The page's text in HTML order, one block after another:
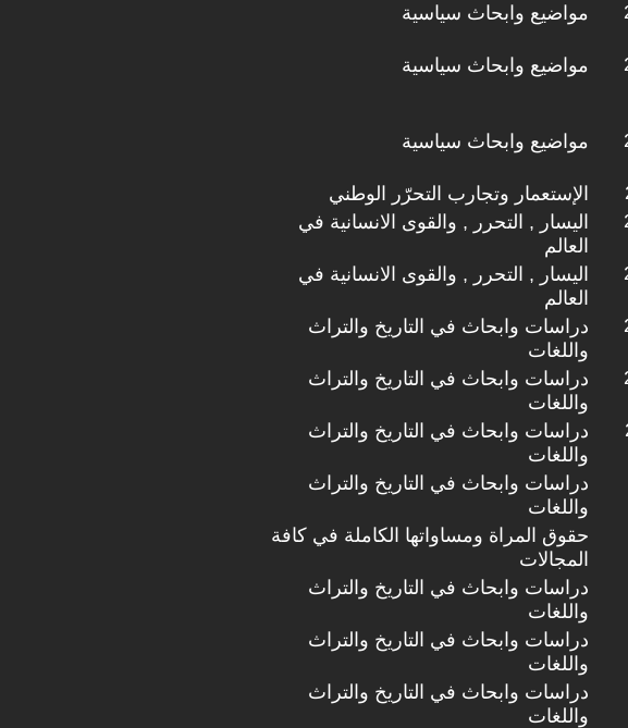
مواضيع وابحاث سياسية
مواضيع وابحاث سياسية
مواضيع وابحاث سياسية
الإستعمار وتجارب التحرّر الوطني
اليسار , التحرر , والقوى الانسانية في
العالم
اليسار , التحرر , والقوى الانسانية في
العالم
دراسات وابحاث في التاريخ والتراث
واللغات
دراسات وابحاث في التاريخ والتراث
واللغات
دراسات وابحاث في التاريخ والتراث
واللغات
دراسات وابحاث في التاريخ والتراث
واللغات
حقوق المراة ومساواتها الكاملة في كافة
المجالات
دراسات وابحاث في التاريخ والتراث
واللغات
دراسات وابحاث في التاريخ والتراث
واللغات
دراسات وابحاث في التاريخ والتراث
واللغات